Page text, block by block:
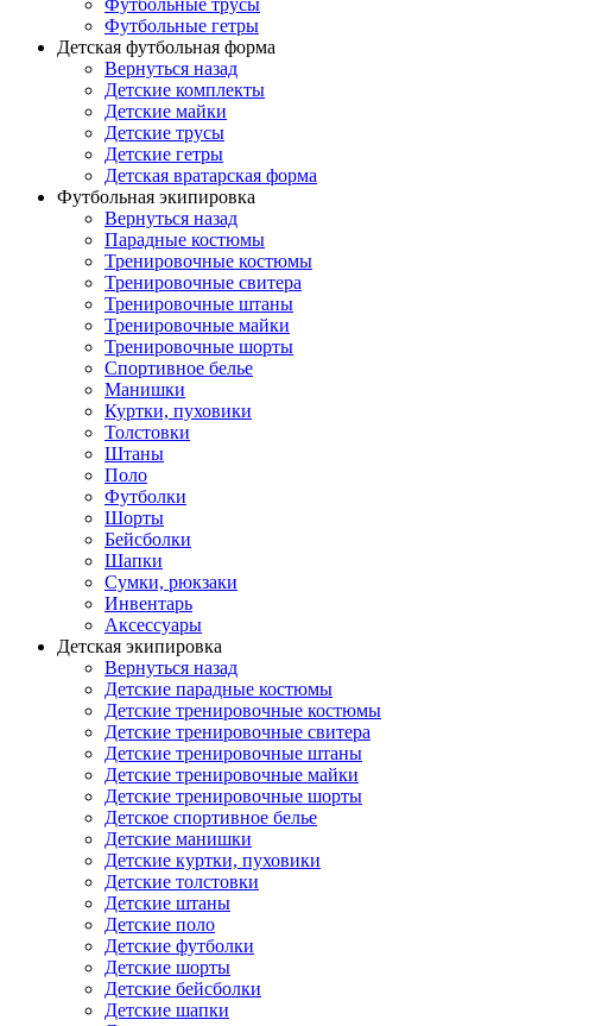
Футбольные трусы
Футбольные гетры
Детская футбольная форма
Вернуться назад
Детские комплекты
Детские майки
Детские трусы
Детские гетры
Детская вратарская форма
Футбольная экипировка
Вернуться назад
Парадные костюмы
Тренировочные костюмы
Тренировочные свитера
Тренировочные штаны
Тренировочные майки
Тренировочные шорты
Спортивное белье
Манишки
Куртки, пуховики
Толстовки
Штаны
Поло
Футболки
Шорты
Бейсболки
Шапки
Сумки, рюкзаки
Инвентарь
Аксессуары
Детская экипировка
Вернуться назад
Детские парадные костюмы
Детские тренировочные костюмы
Детские тренировочные свитера
Детские тренировочные штаны
Детские тренировочные майки
Детские тренировочные шорты
Детское спортивное белье
Детские манишки
Детские куртки, пуховики
Детские толстовки
Детские штаны
Детские поло
Детские футболки
Детские шорты
Детские бейсболки
Детские шапки